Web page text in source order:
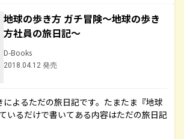
地球の歩き方 ガチ冒険～地球の歩き
方社員の旅日記～
D-Books
2018.04.12 発売
よるただの旅日記です。たまたま『地球
いるだけで書いてある内容はただの旅日記